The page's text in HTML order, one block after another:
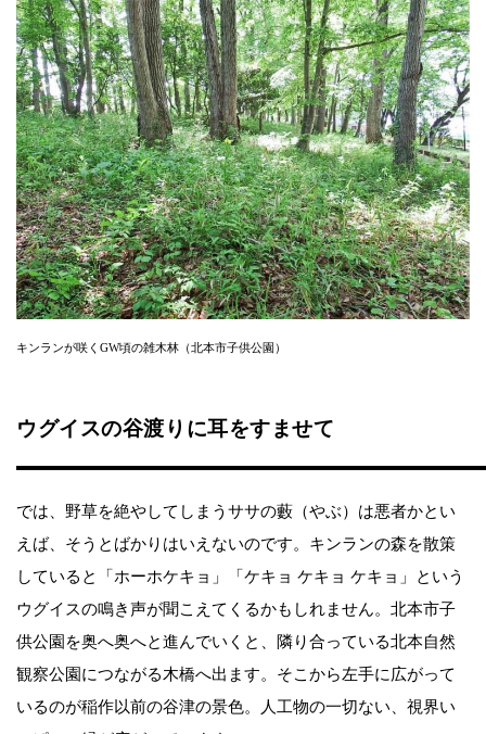
キンランが咲くGW頃の雑木林（北本市子供公園）
ウグイスの谷渡りに耳をすませて
では、野草を絶やしてしまうササの藪（やぶ）は悪者かとい
えば、そうとばかりはいえないのです。キンランの森を散策
していると「ホーホケキョ」「ケキョ ケキョ ケキョ」という
ウグイスの鳴き声が聞こえてくるかもしれません。北本市子
供公園を奥へ奥へと進んでいくと、隣り合っている北本自然
観察公園につながる木橋へ出ます。そこから左手に広がって
いるのが稲作以前の谷津の景色。人工物の一切ない、視界い